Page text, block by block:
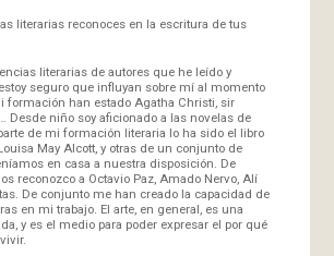
literarias reconoces en la escritura de tus
literarias de autores que he leído y
seguro que influyan sobre mí al momento
formación han estado Agatha Christi, sir
Desde niño soy aficionado a las novelas de
de mi formación literaria lo ha sido el libro
May Alcott, y otras de un conjunto de
en casa a nuestra disposición. De
reconozco a Octavio Paz, Amado Nervo, Alí
De conjunto me han creado la capacidad de
en mi trabajo. El arte, en general, es una
y es el medio para poder expresar el por qué